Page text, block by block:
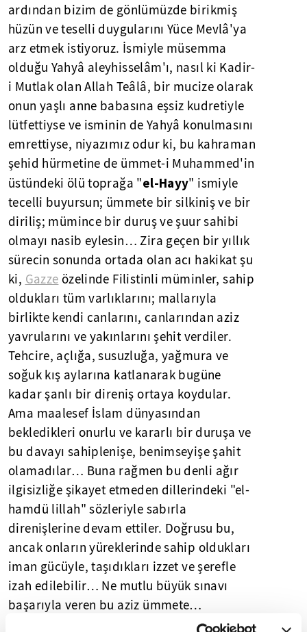
ardından bizim de gönlümüzde birikmiş
hüzün ve teselli duygularını Yüce Mevlâ'ya
arz etmek istiyoruz. İsmiyle müsemma
olduğu Yahyâ aleyhisselâm'ı, nasıl ki Kadir-
i Mutlak olan Allah Teâlâ, bir mucize olarak
onun yaşlı anne babasına eşsiz kudretiyle
lütfettiyse ve isminin de Yahyâ konulmasını
emrettiyse, niyazımız odur ki, bu kahraman
şehid hürmetine de ümmet-i Muhammed'in
üstündeki ölü toprağa "el-Hayy" ismiyle
tecelli buyursun; ümmete bir silkiniş ve bir
diriliş; mümince bir duruş ve şuur sahibi
olmayı nasib eylesin… Zira geçen bir yıllık
sürecin sonunda ortada olan acı hakikat şu
ki, Gazze özelinde Filistinli müminler, sahip
oldukları tüm varlıklarını; mallarıyla
birlikte kendi canlarını, canlarından aziz
yavrularını ve yakınlarını şehit verdiler.
Tehcire, açlığa, susuzluğa, yağmura ve
soğuk kış aylarına katlanarak bugüne
kadar şanlı bir direniş ortaya koydular.
Ama maalesef İslam dünyasından
bekledikleri onurlu ve kararlı bir duruşa ve
bu davayı sahiplenişe, benimseyişe şahit
olamadılar… Buna rağmen bu denli ağır
ilgisizliğe şikayet etmeden dillerindeki "el-
hamdü lillah" sözleriyle sabırla
direnişlerine devam ettiler. Doğrusu bu,
ancak onların yüreklerinde sahip oldukları
iman gücüyle, taşıdıkları izzet ve şerefle
izah edilebilir… Ne mutlu büyük sınavı
başarıyla veren bu aziz ümmete…